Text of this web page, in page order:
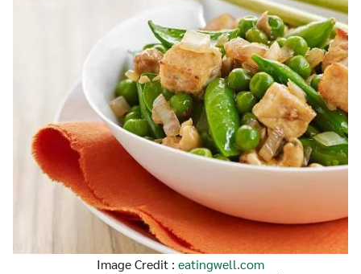
Image Credit : eatingwell.com